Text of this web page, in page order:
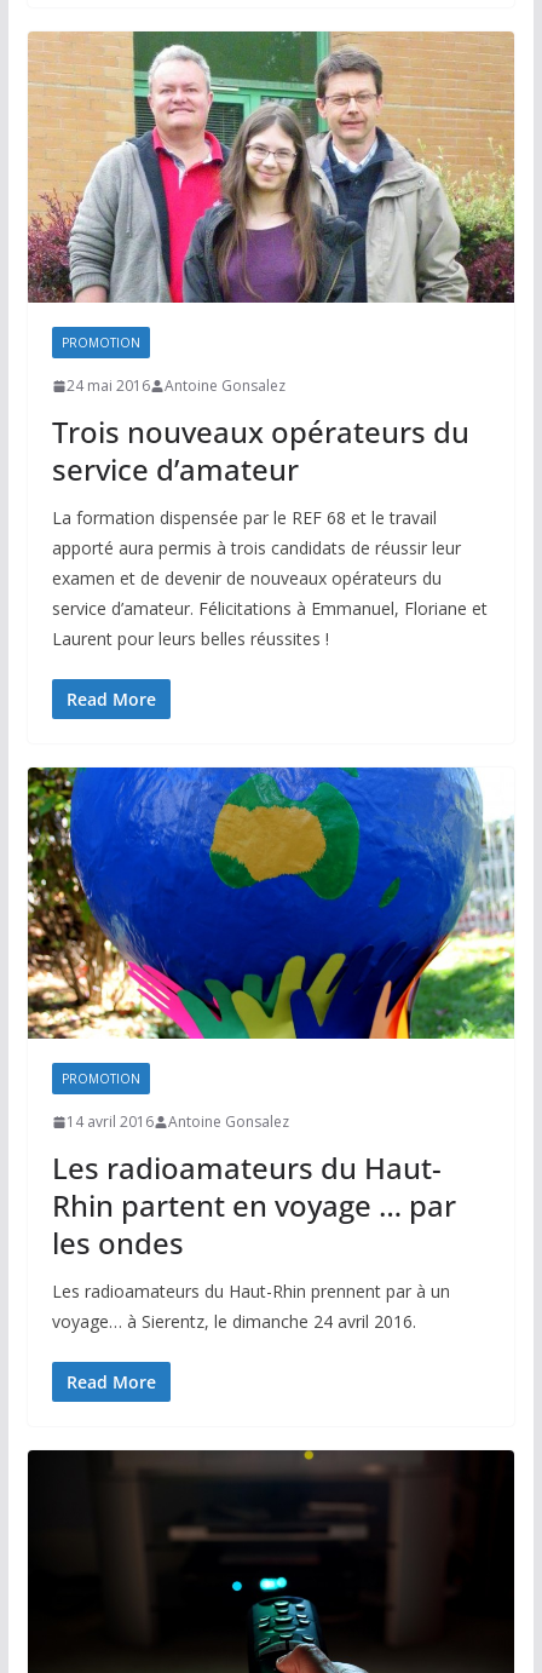
PROMOTION
24 mai 2016 Antoine Gonsalez
Trois nouveaux opérateurs du
service d’amateur
La formation dispensée par le REF 68 et le travail
apporté aura permis à trois candidats de réussir leur
examen et de devenir de nouveaux opérateurs du
service d’amateur. Félicitations à Emmanuel, Floriane et
Laurent pour leurs belles réussites !
Read More
PROMOTION
14 avril 2016 Antoine Gonsalez
Les radioamateurs du Haut-
Rhin partent en voyage … par
les ondes
Les radioamateurs du Haut-Rhin prennent par à un
voyage… à Sierentz, le dimanche 24 avril 2016.
Read More